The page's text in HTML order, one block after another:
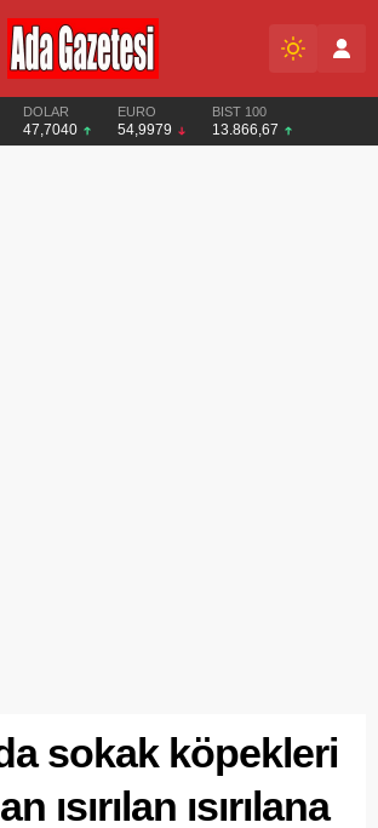
DOLAR
47,7040
EURO
54,9979
BIST 100
13.866,67
sokak köpekleri
ısırılan ısırılana